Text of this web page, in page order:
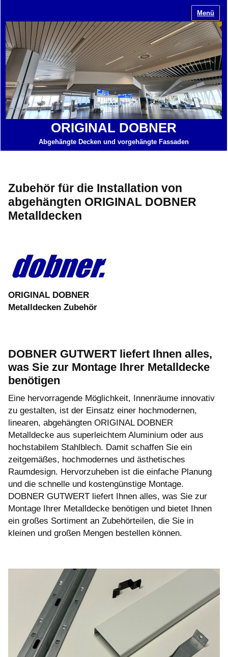
Menü
ORIGINAL DOBNER
Abgehängte Decken und vorgehängte Fassaden
Zubehör für die Installation von
abgehängten ORIGINAL DOBNER
Metalldecken
ORIGINAL DOBNER
Metalldecken Zubehör
DOBNER GUTWERT liefert Ihnen alles,
was Sie zur Montage Ihrer Metalldecke
benötigen
Eine hervorragende Möglichkeit, Innenräume innovativ
zu gestalten, ist der Einsatz einer hochmodernen,
linearen, abgehängten ORIGINAL DOBNER
Metalldecke aus superleichtem Aluminium oder aus
hochstabilem Stahlblech. Damit schaffen Sie ein
zeitgemäßes, hochmodernes und ästhetisches
Raumdesign. Hervorzuheben ist die einfache Planung
und die schnelle und kostengünstige Montage.
DOBNER GUTWERT liefert Ihnen alles, was Sie zur
Montage Ihrer Metalldecke benötigen und bietet Ihnen
ein großes Sortiment an Zubehörteilen, die Sie in
kleinen und großen Mengen bestellen können.